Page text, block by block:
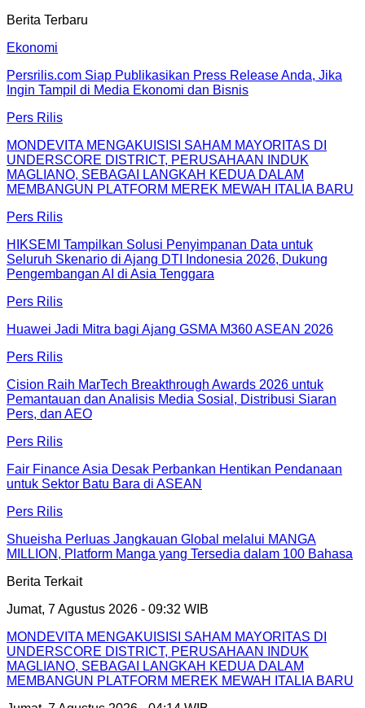
Berita Terbaru
Ekonomi
Persrilis.com Siap Publikasikan Press Release Anda, Jika
Ingin Tampil di Media Ekonomi dan Bisnis
Pers Rilis
MONDEVITA MENGAKUISISI SAHAM MAYORITAS DI
UNDERSCORE DISTRICT, PERUSAHAAN INDUK
MAGLIANO, SEBAGAI LANGKAH KEDUA DALAM
MEMBANGUN PLATFORM MEREK MEWAH ITALIA BARU
Pers Rilis
HIKSEMI Tampilkan Solusi Penyimpanan Data untuk
Seluruh Skenario di Ajang DTI Indonesia 2026, Dukung
Pengembangan AI di Asia Tenggara
Pers Rilis
Huawei Jadi Mitra bagi Ajang GSMA M360 ASEAN 2026
Pers Rilis
Cision Raih MarTech Breakthrough Awards 2026 untuk
Pemantauan dan Analisis Media Sosial, Distribusi Siaran
Pers, dan AEO
Pers Rilis
Fair Finance Asia Desak Perbankan Hentikan Pendanaan
untuk Sektor Batu Bara di ASEAN
Pers Rilis
Shueisha Perluas Jangkauan Global melalui MANGA
MILLION, Platform Manga yang Tersedia dalam 100 Bahasa
Berita Terkait
Jumat, 7 Agustus 2026 - 09:32 WIB
MONDEVITA MENGAKUISISI SAHAM MAYORITAS DI
UNDERSCORE DISTRICT, PERUSAHAAN INDUK
MAGLIANO, SEBAGAI LANGKAH KEDUA DALAM
MEMBANGUN PLATFORM MEREK MEWAH ITALIA BARU